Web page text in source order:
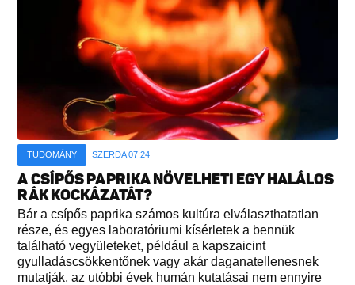
TUDOMÁNY SZERDA 07:24
A CSÍPŐS PAPRIKA NÖVELHETI EGY HALÁLOS
RÁK KOCKÁZATÁT?
Bár a csípős paprika számos kultúra elválaszthatatlan
része, és egyes laboratóriumi kísérletek a bennük
található vegyületeket, például a kapszaicint
gyulladáscsökkentőnek vagy akár daganatellenesnek
mutatják, az utóbbi évek humán kutatásai nem ennyire